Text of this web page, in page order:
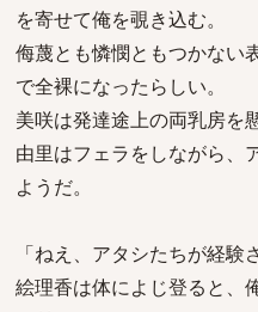
を寄せて俺を覗き込む。
侮蔑とも憐憫ともつかない
で全裸になったらしい。
美咲は発達途上の両乳房を
由里はフェラをしながら、
ようだ。
「ねえ、アタシたちが経験
絵理香は体によじ登ると、